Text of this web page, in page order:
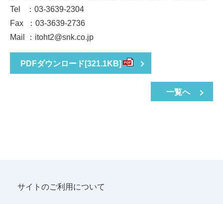
Tel ：03-3639-2304
Fax ：03-3639-2736
Mail ：itoht2@snk.co.jp
PDFダウンロード [321.1KB] PDF
一覧へ
サイトのご利用について